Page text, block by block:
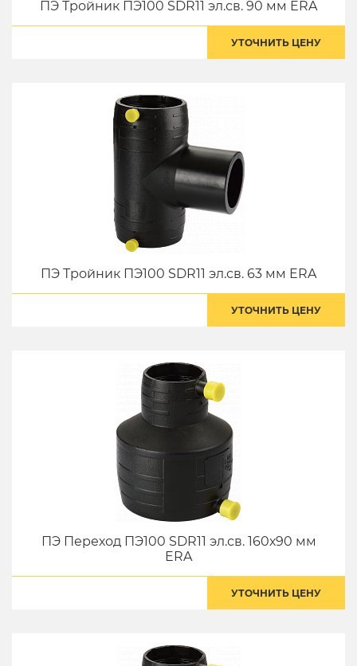
ПЭ Тройник ПЭ100 SDR11 эл.св. 90 мм ERA
УТОЧНИТЬ ЦЕНУ
ПЭ Тройник ПЭ100 SDR11 эл.св. 63 мм ERA
УТОЧНИТЬ ЦЕНУ
ПЭ Переход ПЭ100 SDR11 эл.св. 160х90 мм
ERA
УТОЧНИТЬ ЦЕНУ